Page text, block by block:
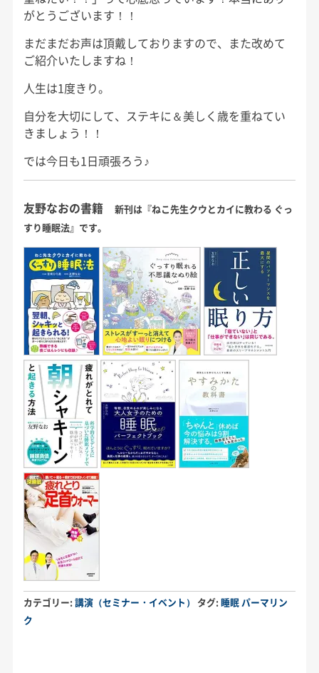
がとうございます！！
まだまだお声は頂戴しておりますので、また改めて
ご紹介いたしますね！
人生は1度きり。
自分を大切にして、ステキに＆美しく歳を重ねてい
きましょう！！
では今日も1日頑張ろう♪
友野なおの書籍
新刊は『ねこ先生クウとカイに教わる ぐっ
すり睡眠法』です。
カテゴリー:講演（セミナー・イベント） タグ:睡眠 パーマリン
ク